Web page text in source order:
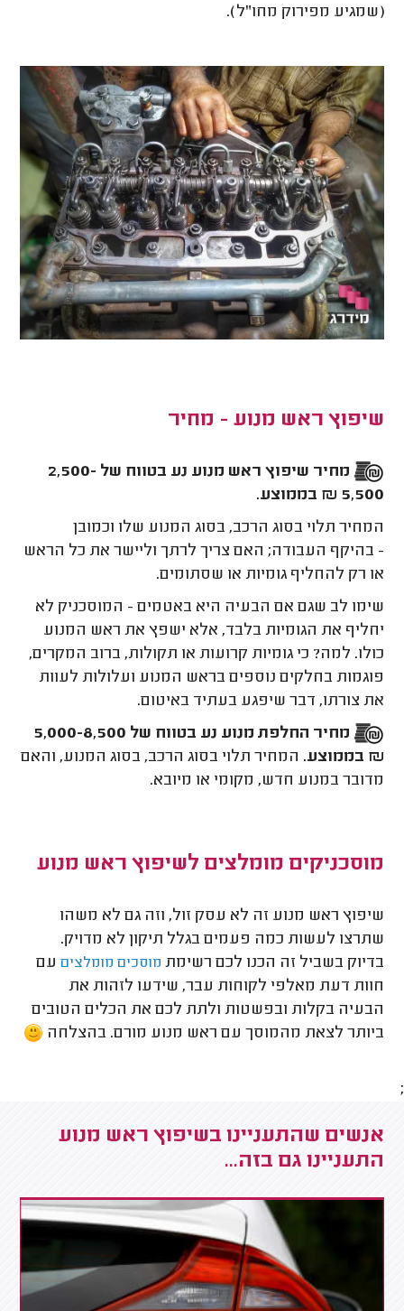
(שמגיע מפירוק מחו"ל).
שיפוץ ראש מנוע - מחיר
מחיר שיפוץ ראש מנוע נע בטווח של 2,500-
5,500 ₪ בממוצע.
המחיר תלוי בסוג הרכב, בסוג המנוע שלו וכמובן
- בהיקף העבודה; האם צריך לרתך וליישר את כל הראש
או רק להחליף גומיות או שסתומים.
שימו לב שגם אם הבעיה היא באטמים - המוסכניק לא
יחליף את הגומיות בלבד, אלא ישפץ את ראש המנוע
כולו. למה? כי גומיות קרועות או תקולות, ברוב המקרים,
פוגמות בחלקים נוספים בראש המנוע ועלולות לעוות
את צורתו, דבר שיפגע בעתיד באיטום.
מחיר החלפת מנוע נע בטווח של 5,000-8,500
₪ בממוצע. המחיר תלוי בסוג הרכב, בסוג המנוע, והאם
מדובר במנוע חדש, מקומי או מיובא.
מוסכניקים מומלצים לשיפוץ ראש מנוע
שיפוץ ראש מנוע זה לא עסק זול, וזה גם לא משהו
שתרצו לעשות כמה פעמים בגלל תיקון לא מדויק.
בדיוק בשביל זה הכנו לכם רשימת מוסכים מומלצים עם
חוות דעת מאלפי לקוחות עבר, שידעו לזהות את
הבעיה בקלות ובפשטות ולתת לכם את הכלים הטובים
ביותר לצאת מהמוסך עם ראש מנוע מורם. בהצלחה
;
אנשים שהתעניינו בשיפוץ ראש מנוע
התעניינו גם בזה...